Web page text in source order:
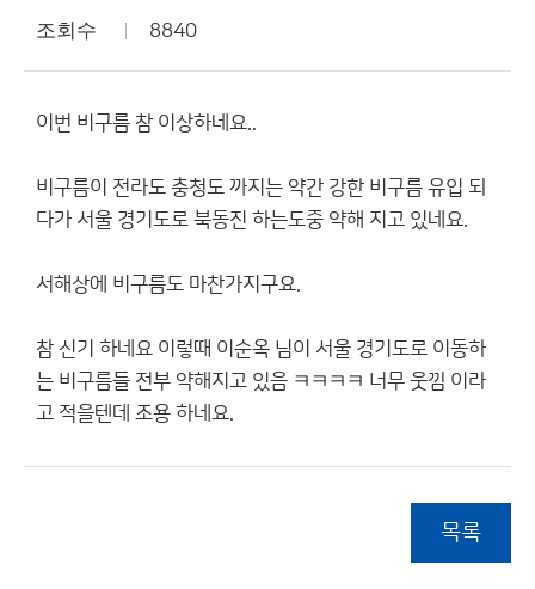
조회수 8840
이번 비구름 참 이상하네요..
비구름이 전라도 충청도 까지는 약간 강한 비구름 유입 되
다가 서울 경기도로 북동진 하는도중 약해 지고 있네요.
서해상에 비구름도 마찬가지구요.
참 신기 하네요 이렇때 이순옥 님이 서울 경기도로 이동하
는 비구름들 전부 약해지고 있음 ㅋㅋㅋㅋ 너무 웃낌 이라
고 적을텐데 조용 하네요.
목록